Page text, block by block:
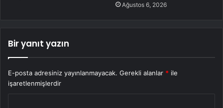
Ağustos 6, 2026
Bir yanıt yazın
E-posta adresiniz yayınlanmayacak. Gerekli alanlar * ile
işaretlenmişlerdir